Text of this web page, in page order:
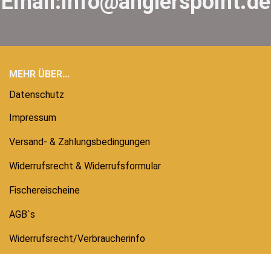
MEHR ÜBER...
Datenschutz
Impressum
Versand- & Zahlungsbedingungen
Widerrufsrecht & Widerrufsformular
Fischereischeine
AGB`s
Widerrufsrecht/Verbraucherinfo